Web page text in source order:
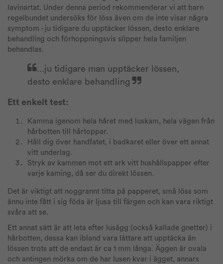
lavinartat. Under denna period rekommenderar vi att barn
regelbundet undersöks för löss även om de inte visar några
symptom - ju tidigare du upptäcker lössen, desto enklare
behandling och förhoppningsvis slipper hela familjen
behandlas.
...ju tidigare man upptäcker lössen,
desto enklare behandling
Ett enkelt test:
Kamma igenom hela håret med luskam, hela vägen från
hårbotten till hårtoppar.
Håll dig över handfatet, i badkaret eller över ett annat
vitt underlag.
Stryk av kammen mot ett ark vitt hushållspapper efter
varje kaming, då ser du direkt lössen.
Det är viktigt att noggrannt titta på papperet, små löss som
ännu inte fått i sig föda är ljusa till färgen och kan vara riktigt
svåra att se.
Ett annat sätt är att leta efter lusägg (också kallade gnetter) i
hårbotten, dessa kan ibland vara lättare att upptäcka än
lössen trots att de endast är ca 1 mm långa. Äggen är ovala
och antingen mörka om de har lusen kvar i ägget, annars